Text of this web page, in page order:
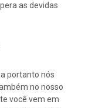
as devidas
portanto nós
no nosso
você vem em